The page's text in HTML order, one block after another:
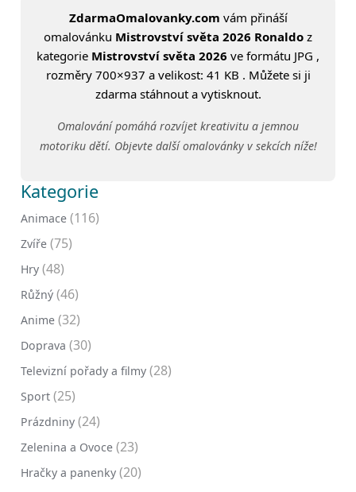
ZdarmaOmalovanky.com vám přináší
omalovánku Mistrovství světa 2026 Ronaldo z
kategorie Mistrovství světa 2026 ve formátu JPG ,
rozměry 700×937 a velikost: 41 KB . Můžete si ji
zdarma stáhnout a vytisknout.
Omalování pomáhá rozvíjet kreativitu a jemnou
motoriku dětí. Objevte další omalovánky v sekcích níže!
Kategorie
Animace (116)
Zvíře (75)
Hry (48)
Růžný (46)
Anime (32)
Doprava (30)
Televizní pořady a filmy (28)
Sport (25)
Prázdniny (24)
Zelenina a Ovoce (23)
Hračky a panenky (20)